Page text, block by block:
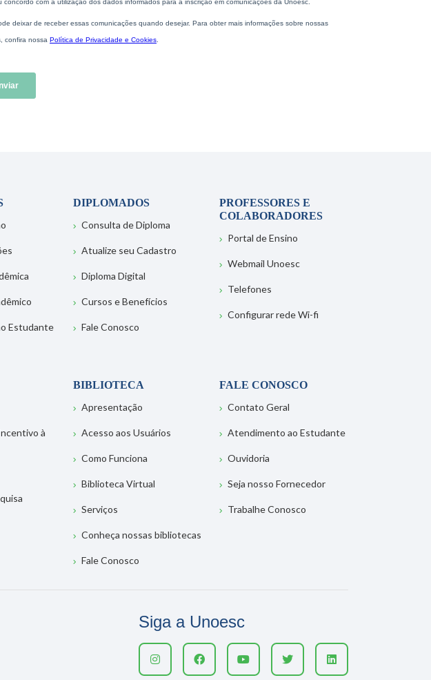
Estudante
DIPLOMADOS
Consulta de Diploma
Atualize seu Cadastro
Diploma Digital
Cursos e Benefícios
Fale Conosco
PROFESSORES E
COLABORADORES
Portal de Ensino
Webmail Unoesc
Telefones
Configurar rede Wi-fi
à
BIBLIOTECA
Apresentação
Acesso aos Usuários
Como Funciona
Biblioteca Virtual
Serviços
Conheça nossas bibliotecas
Fale Conosco
FALE CONOSCO
Contato Geral
Atendimento ao Estudante
Ouvidoria
Seja nosso Fornecedor
Trabalhe Conosco
Siga a Unoesc